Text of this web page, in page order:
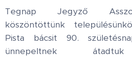
Tegnap Jegyző
köszöntöttünk
Pista bácsit 90.
ünnepeltnek átadtuk